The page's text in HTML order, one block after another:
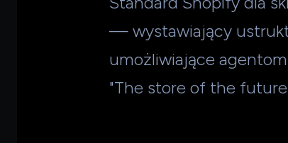
— wystawiający
umożliwiające
"The store of the